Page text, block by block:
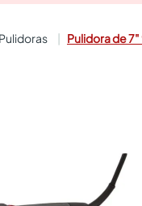
pulidoras Pulidora de 7"
closet
sanitarios